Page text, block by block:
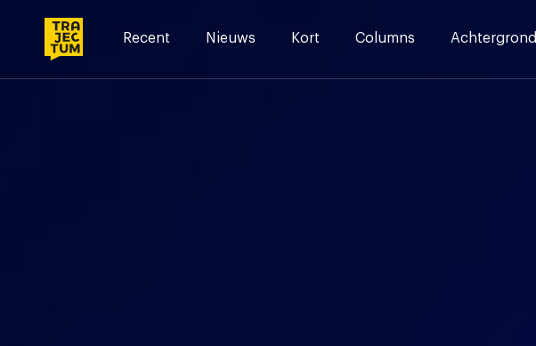
Recent Nieuws Kort Columns Achtergrond